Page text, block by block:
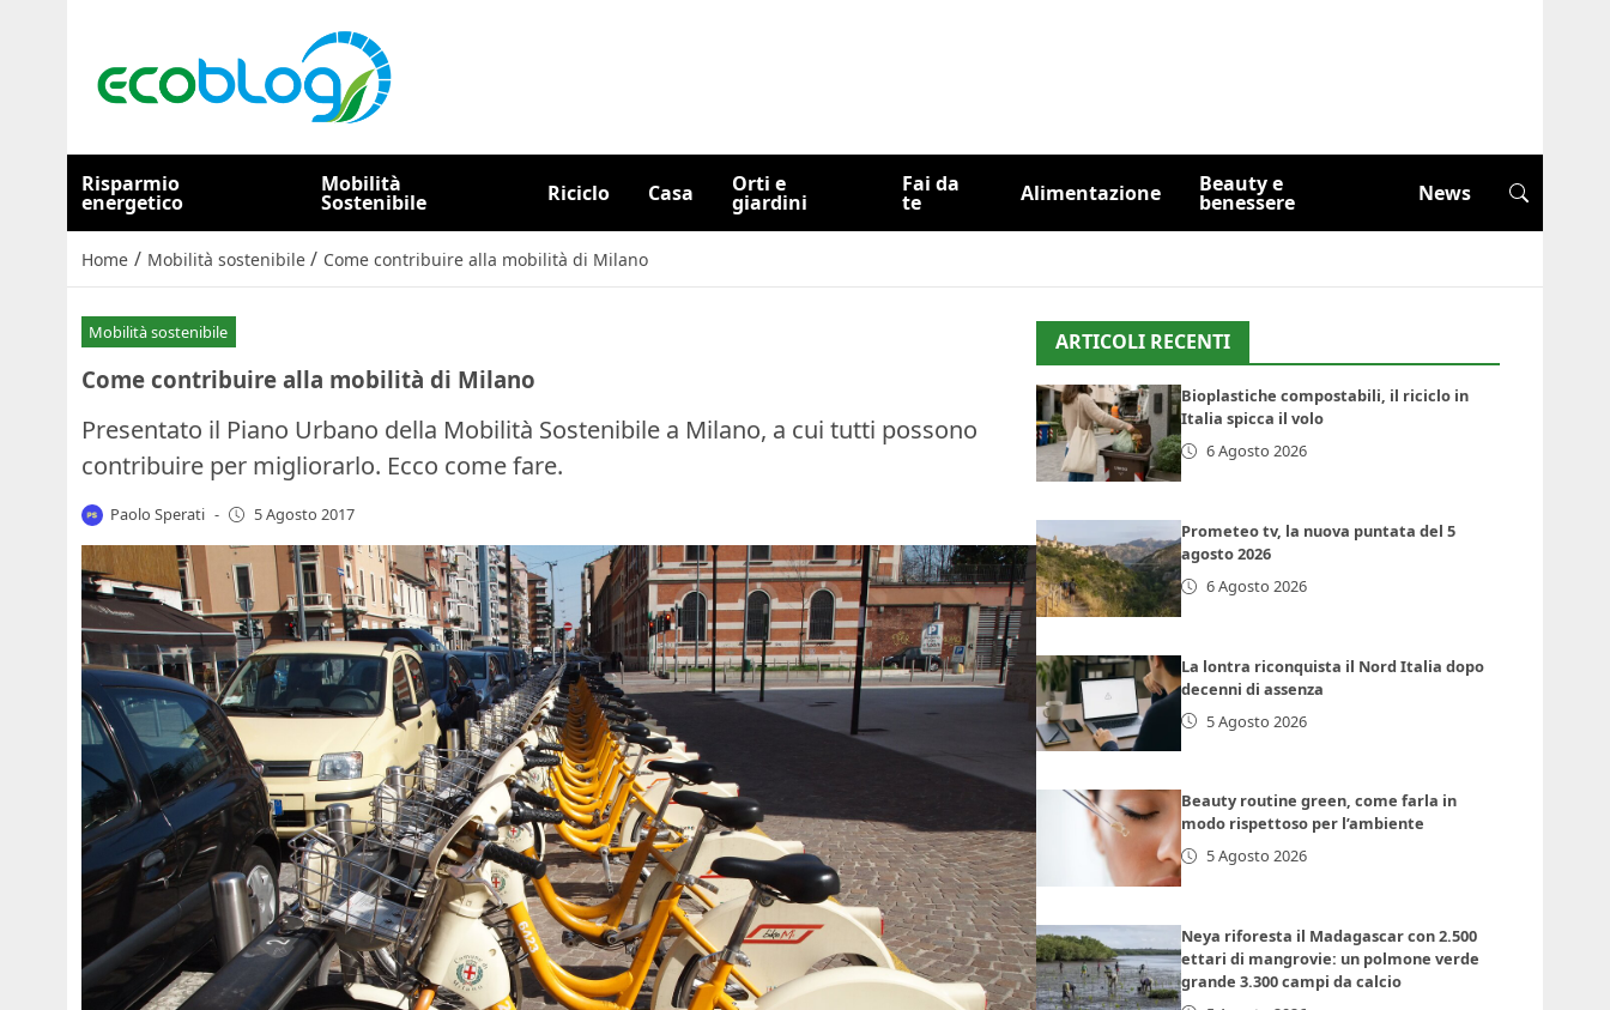
Risparmio
energetico
Mobilità
Sostenibile Riciclo Casa Orti e
giardini
Fai da
te Alimentazione Beauty e
benessere News
Home / Mobilità sostenibile / Come contribuire alla mobilità di Milano
Mobilità sostenibile
Come contribuire alla mobilità di Milano
Presentato il Piano Urbano della Mobilità Sostenibile a Milano, a cui tutti possono
contribuire per migliorarlo. Ecco come fare.
Paolo Sperati - 5 Agosto 2017
ARTICOLI RECENTI
Bioplastiche compostabili, il riciclo in
Italia spicca il volo
6 Agosto 2026
Prometeo tv, la nuova puntata del 5
agosto 2026
6 Agosto 2026
La lontra riconquista il Nord Italia dopo
decenni di assenza
5 Agosto 2026
Beauty routine green, come farla in
modo rispettoso per l’ambiente
5 Agosto 2026
Neya riforesta il Madagascar con 2.500
ettari di mangrovie: un polmone verde
grande 3.300 campi da calcio